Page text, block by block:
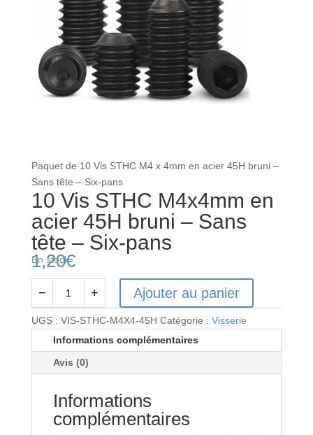
Paquet de 10 Vis STHC M4 x 4mm en acier 45H bruni –
Sans tête – Six-pans
10 Vis STHC M4x4mm en
acier 45H bruni – Sans
tête – Six-pans
1,20€
En stock
quantité
de
10
STHC
− + Ajouter au panier
UGS : VIS-STHC-M4X4-45H Catégorie : Visserie
Informations complémentaires
Avis (0)
Informations
complémentaires